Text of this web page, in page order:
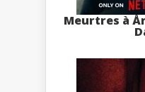
Meurtres à